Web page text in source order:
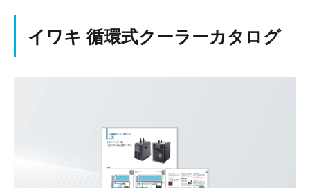
イワキ 循環式クーラーカタログ